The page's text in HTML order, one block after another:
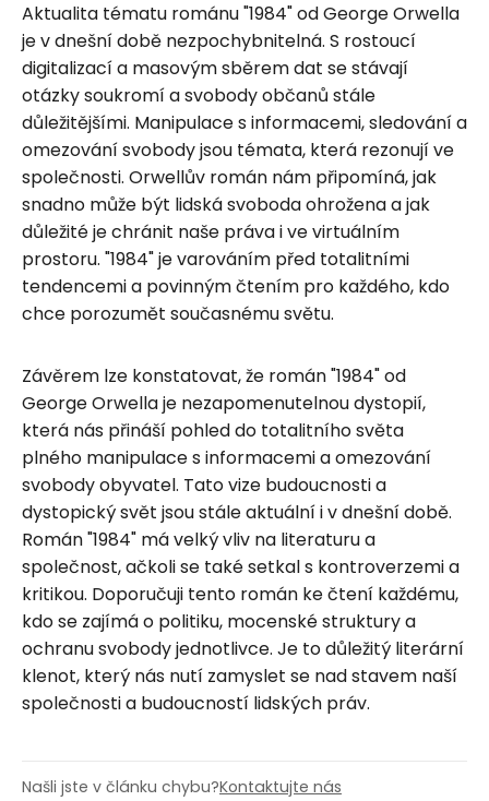
Aktualita tématu románu "1984" od George Orwella
je v dnešní době nezpochybnitelná. S rostoucí
digitalizací a masovým sběrem dat se stávají
otázky soukromí a svobody občanů stále
důležitějšími. Manipulace s informacemi, sledování a
omezování svobody jsou témata, která rezonují ve
společnosti. Orwellův román nám připomíná, jak
snadno může být lidská svoboda ohrožena a jak
důležité je chránit naše práva i ve virtuálním
prostoru. "1984" je varováním před totalitními
tendencemi a povinným čtením pro každého, kdo
chce porozumět současnému světu.
Závěrem lze konstatovat, že román "1984" od
George Orwella je nezapomenutelnou dystopií,
která nás přináší pohled do totalitního světa
plného manipulace s informacemi a omezování
svobody obyvatel. Tato vize budoucnosti a
dystopický svět jsou stále aktuální i v dnešní době.
Román "1984" má velký vliv na literaturu a
společnost, ačkoli se také setkal s kontroverzemi a
kritikou. Doporučuji tento román ke čtení každému,
kdo se zajímá o politiku, mocenské struktury a
ochranu svobody jednotlivce. Je to důležitý literární
klenot, který nás nutí zamyslet se nad stavem naší
společnosti a budoucností lidských práv.
Našli jste v článku chybu?Kontaktujte nás